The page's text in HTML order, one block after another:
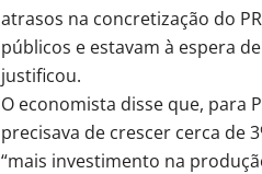
atrasos na concretização do
públicos e estavam à espera
justificou.
O economista disse que, para
precisava de crescer cerca de
“mais investimento na